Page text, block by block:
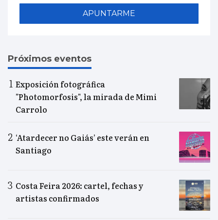
APUNTARME
Próximos eventos
Exposición fotográfica
"Photomorfosis", la mirada de Mimi
Carrolo
‘Atardecer no Gaiás’ este verán en
Santiago
Costa Feira 2026: cartel, fechas y
artistas confirmados